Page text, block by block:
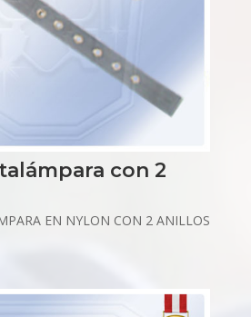
con 2
EN NYLON CON 2 ANILLOS